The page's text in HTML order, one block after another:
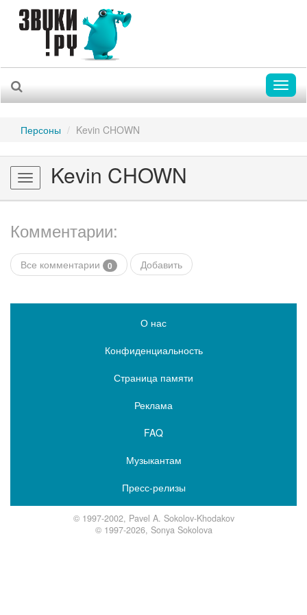
Персоны Kevin CHOWN
Toggle
navigation
Kevin CHOWN
Комментарии:
Все комментарии 0 Добавить
О нас
Конфиденциальность
Страница памяти
Реклама
FAQ
Музыкантам
Пресс-релизы
© 1997-2002, Pavel A. Sokolov-Khodakov
© 1997-2026, Sonya Sokolova